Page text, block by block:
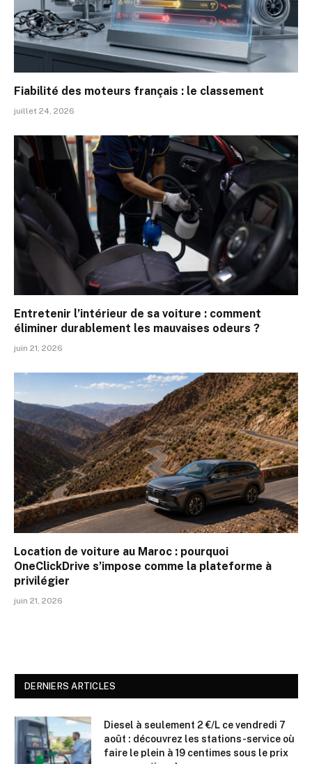
Fiabilité des moteurs français : le classement
juillet 24, 2026
Entretenir l’intérieur de sa voiture : comment
éliminer durablement les mauvaises odeurs ?
juin 21, 2026
Location de voiture au Maroc : pourquoi
OneClickDrive s’impose comme la plateforme à
privilégier
juin 21, 2026
DERNIERS ARTICLES
Diesel à seulement 2 €/L ce vendredi 7
août : découvrez les stations-service où
faire le plein à 19 centimes sous le prix